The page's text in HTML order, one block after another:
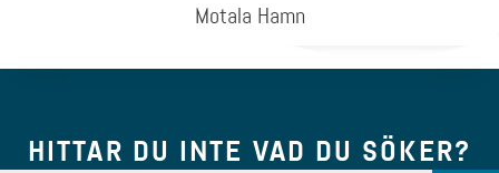
Motala Hamn
HITTAR DU INTE VAD DU SÖKER?